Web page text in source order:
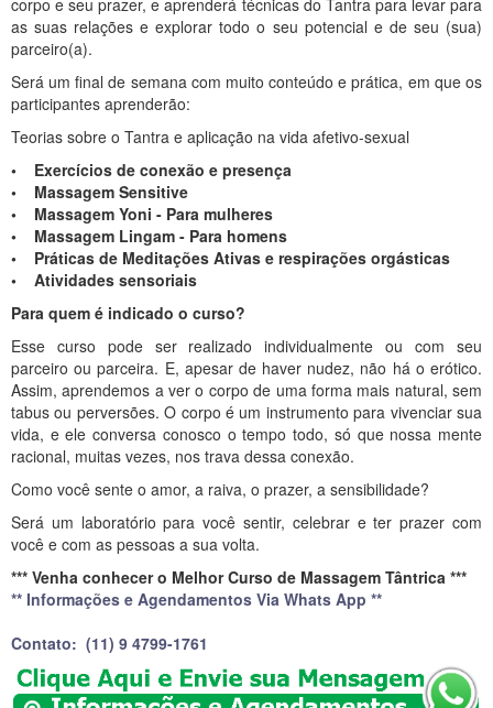
corpo e seu prazer, e aprenderá técnicas do Tantra para levar para
as suas relações e explorar todo o seu potencial e de seu (sua)
parceiro(a).
Será um final de semana com muito conteúdo e prática, em que os
participantes aprenderão:
Teorias sobre o Tantra e aplicação na vida afetivo-sexual
• Exercícios de conexão e presença
• Massagem Sensitive
• Massagem Yoni - Para mulheres
• Massagem Lingam - Para homens
• Práticas de Meditações Ativas e respirações orgásticas
• Atividades sensoriais
Para quem é indicado o curso?
Esse curso pode ser realizado individualmente ou com seu
parceiro ou parceira. E, apesar de haver nudez, não há o erótico.
Assim, aprendemos a ver o corpo de uma forma mais natural, sem
tabus ou perversões. O corpo é um instrumento para vivenciar sua
vida, e ele conversa conosco o tempo todo, só que nossa mente
racional, muitas vezes, nos trava dessa conexão.
Como você sente o amor, a raiva, o prazer, a sensibilidade?
Será um laboratório para você sentir, celebrar e ter prazer com
você e com as pessoas a sua volta.
*** Venha conhecer o Melhor Curso de Massagem Tântrica ***
** Informações e Agendamentos Via Whats App **
Contato: (11) 9 4799-1761